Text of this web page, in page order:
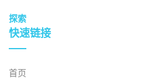
探索
快速链接
首页